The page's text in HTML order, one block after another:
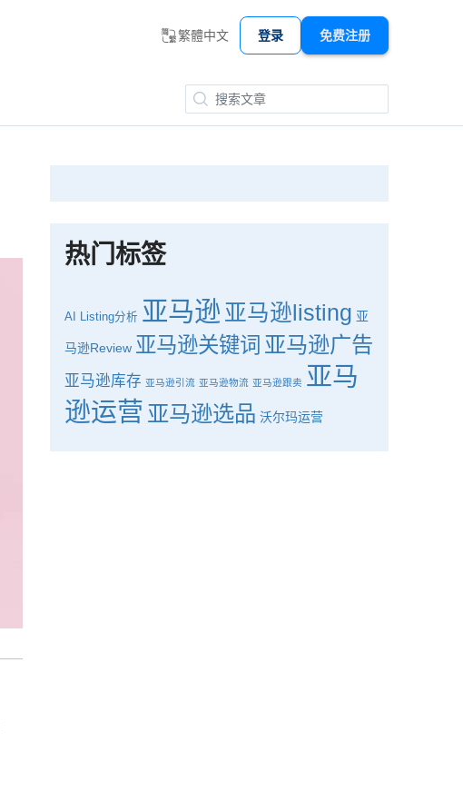
繁體中文 登录 免费注册
热门标签
AI Listing分析 亚马逊 亚马逊listing 亚
马逊Review 亚马逊关键词 亚马逊广告
亚马逊库存 亚马逊引流 亚马逊物流 亚马逊跟卖 亚马
逊运营 亚马逊选品 沃尔玛运营